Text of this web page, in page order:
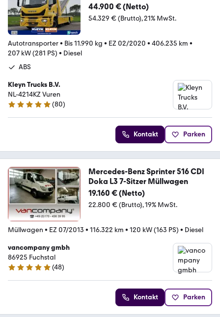
DECK 2 CARS
44.900 € (Netto)
54.329 € (Brutto) 21% MwSt.
Autotransporter• Bis 11.990 kg • EZ 02/2020 • 406.235 km •
207 kW (281 PS) • Diesel
ABS
Kleyn Trucks B.V.
NL-4214KZ Vuren
5 Sterne
(80)
Kontakt Parken
Mercedes-Benz Sprinter 516 CDI
Doka L3 7-Sitzer Müllwagen
19.160 € (Netto)
22.800 € (Brutto) 19% MwSt.
Müllwagen • EZ 07/2013 • 116.322 km • 120 kW (163 PS) • Diesel
vancompany gmbh
86925 Fuchstal
5 Sterne
(48)
Kontakt Parken